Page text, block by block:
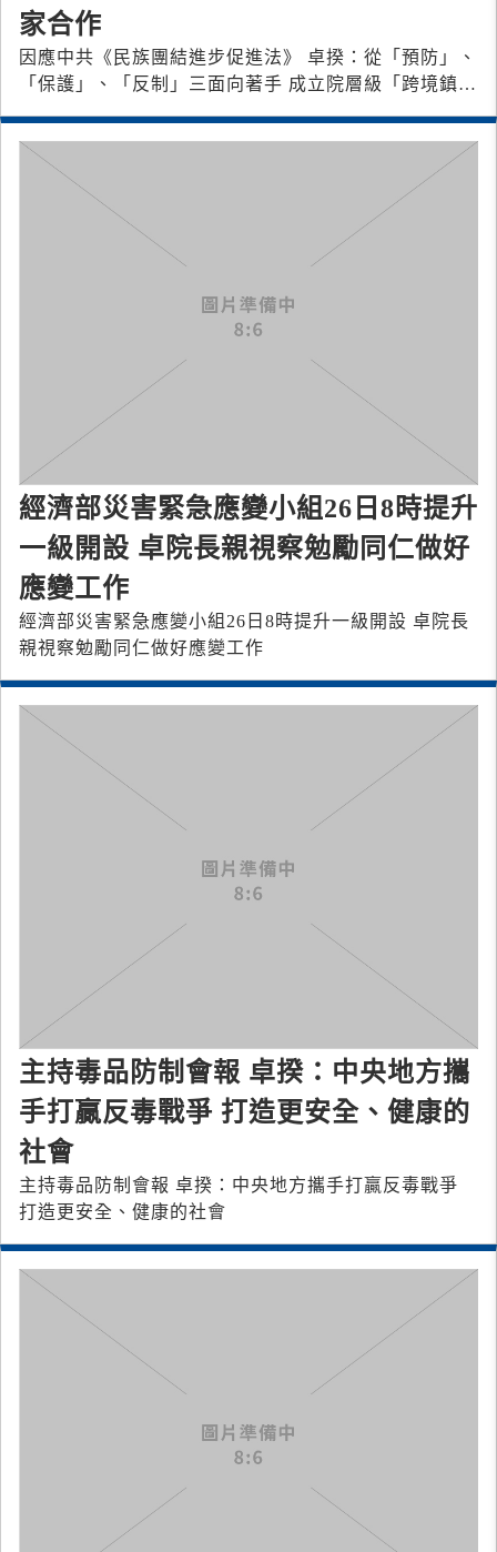
家合作
因應中共《民族團結進步促進法》 卓揆：從「預防」、
「保護」、「反制」三面向著手 成立院層級「跨境鎮壓
經濟部災害緊急應變小組26日8時提升
一級開設 卓院長親視察勉勵同仁做好
應變工作
經濟部災害緊急應變小組26日8時提升一級開設 卓院長
親視察勉勵同仁做好應變工作
主持毒品防制會報 卓揆：中央地方攜
手打贏反毒戰爭 打造更安全、健康的
社會
主持毒品防制會報 卓揆：中央地方攜手打贏反毒戰爭
打造更安全、健康的社會